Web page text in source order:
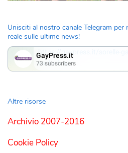
Unisciti al nostro canale Telegram
reale sulle ultime news!
Altre risorse
Archivio 2007-2016
Cookie Policy